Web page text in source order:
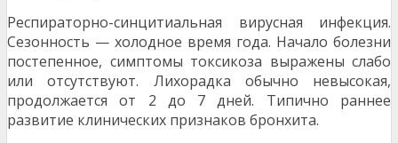
Респираторно-синцитиальная вирусная инфекция.
Сезонность — холодное время года. Начало болезни
постепенное, симптомы токсикоза выражены слабо
или отсутствуют. Лихорадка обычно невысокая,
продолжается от 2 до 7 дней. Типично раннее
развитие клинических признаков бронхита.